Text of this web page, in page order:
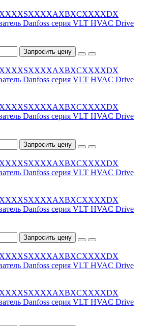
Danfoss серия VLT HVAC Drive
Запросить цену
Danfoss серия VLT HVAC Drive
Запросить цену
Danfoss серия VLT HVAC Drive
Запросить цену
Danfoss серия VLT HVAC Drive